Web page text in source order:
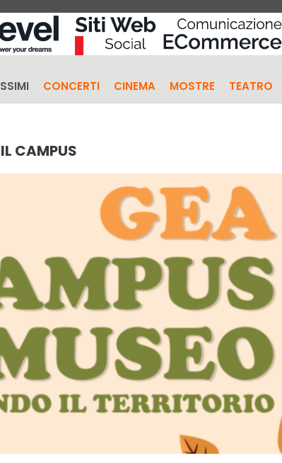
CONCERTI CINEMA MOSTRE TEATRO
CAMPUS